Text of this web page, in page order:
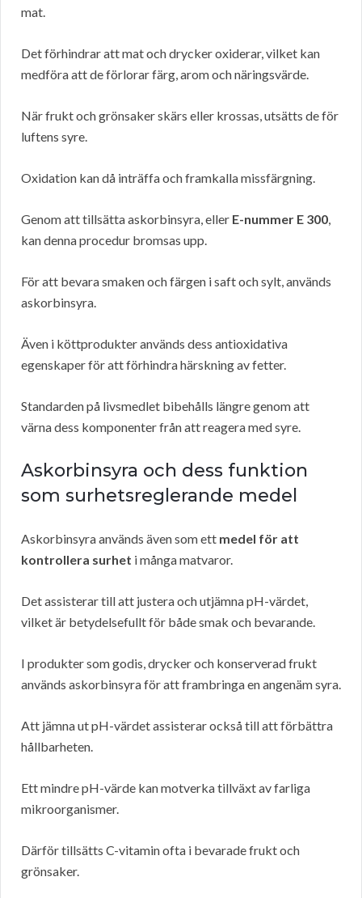
mat.
Det förhindrar att mat och drycker oxiderar, vilket kan
medföra att de förlorar färg, arom och näringsvärde.
När frukt och grönsaker skärs eller krossas, utsätts de för
luftens syre.
Oxidation kan då inträffa och framkalla missfärgning.
Genom att tillsätta askorbinsyra, eller E-nummer E 300,
kan denna procedur bromsas upp.
För att bevara smaken och färgen i saft och sylt, används
askorbinsyra.
Även i köttprodukter används dess antioxidativa
egenskaper för att förhindra härskning av fetter.
Standarden på livsmedlet bibehålls längre genom att
värna dess komponenter från att reagera med syre.
Askorbinsyra och dess funktion
som surhetsreglerande medel
Askorbinsyra används även som ett medel för att
kontrollera surhet i många matvaror.
Det assisterar till att justera och utjämna pH-värdet,
vilket är betydelsefullt för både smak och bevarande.
I produkter som godis, drycker och konserverad frukt
används askorbinsyra för att frambringa en angenäm syra.
Att jämna ut pH-värdet assisterar också till att förbättra
hållbarheten.
Ett mindre pH-värde kan motverka tillväxt av farliga
mikroorganismer.
Därför tillsätts C-vitamin ofta i bevarade frukt och
grönsaker.